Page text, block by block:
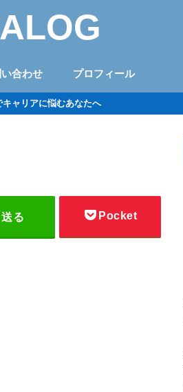
合わせ プロフィール
ャリアに悩むあなたへ
送る Pocket